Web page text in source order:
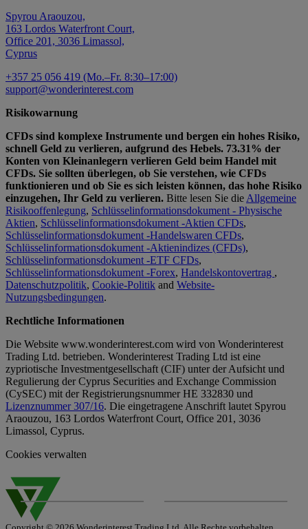
Spyrou Araouzou,
163 Lordos Waterfront Court,
Office 201, 3036 Limassol,
Cyprus
+357 25 056 419 (Mo.–Fr. 8:30–17:00)
support@wonderinterest.com
Risikowarnung
CFDs sind komplexe Instrumente und bergen ein hohes Risiko,
schnell Geld zu verlieren, aufgrund des Hebels. 73.31% der
Konten von Kleinanlegern verlieren Geld beim Handel mit
CFDs. Sie sollten überlegen, ob Sie verstehen, wie CFDs
funktionieren und ob Sie es sich leisten können, das hohe Risiko
einzugehen, Ihr Geld zu verlieren. Bitte lesen Sie die Allgemeine
Risikooffenlegung, Schlüsselinformationsdokument - Physische
Aktien, Schlüsselinformationsdokument -Aktien CFDs,
Schlüsselinformationsdokument -Handelswaren CFDs,
Schlüsselinformationsdokument -Aktienindizes (CFDs),
Schlüsselinformationsdokument -ETF CFDs,
Schlüsselinformationsdokument -Forex, Handelskontovertrag ,
Datenschutzpolitik, Cookie-Politik and Website-
Nutzungsbedingungen.
Rechtliche Informationen
Die Website www.wonderinterest.com wird von Wonderinterest
Trading Ltd. betrieben. Wonderinterest Trading Ltd ist eine
zypriotische Investmentgesellschaft (CIF) unter der Aufsicht und
Regulierung der Cyprus Securities and Exchange Commission
(CySEC) mit der Registrierungsnummer HE 332830 und
Lizenznummer 307/16. Die eingetragene Anschrift lautet Spyrou
Araouzou, 163 Lordos Waterfront Court, Office 201, 3036
Limassol, Cyprus.
Cookies verwalten